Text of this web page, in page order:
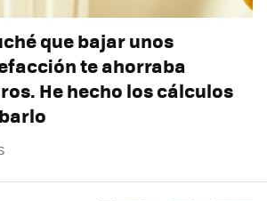
que bajar unos
te ahorraba
He hecho los cálculos